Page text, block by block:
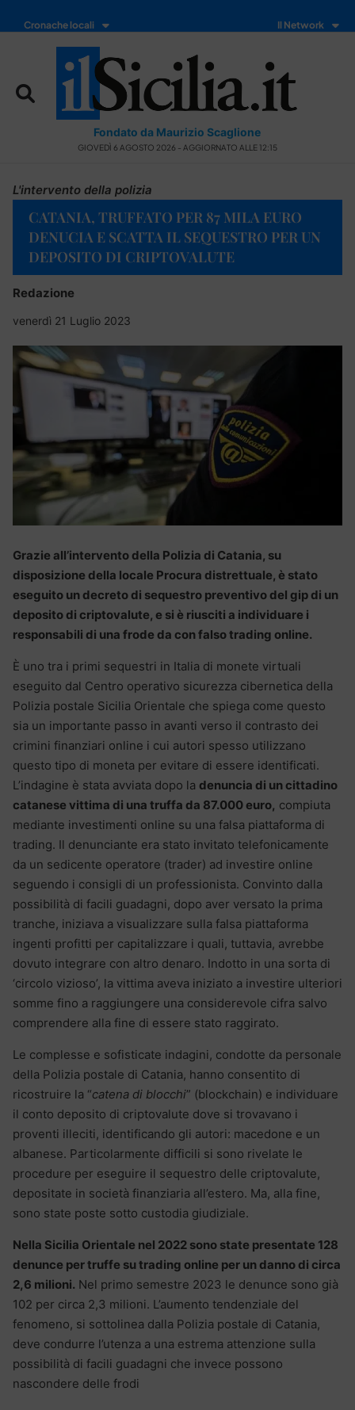
Cronache locali Il Network
Fondato da Maurizio Scaglione
GIOVEDÌ 6 AGOSTO 2026 - AGGIORNATO ALLE 12:15
L'intervento della polizia
CATANIA, TRUFFATO PER 87 MILA EURO
DENUCIA E SCATTA IL SEQUESTRO PER UN
DEPOSITO DI CRIPTOVALUTE
Redazione
venerdì 21 Luglio 2023
Grazie all’intervento della Polizia di Catania, su
disposizione della locale Procura distrettuale, è stato
eseguito un decreto di sequestro preventivo del gip di un
deposito di criptovalute, e si è riusciti a individuare i
responsabili di una frode da con falso trading online.
È uno tra i primi sequestri in Italia di monete virtuali
eseguito dal Centro operativo sicurezza cibernetica della
Polizia postale Sicilia Orientale che spiega come questo
sia un importante passo in avanti verso il contrasto dei
crimini finanziari online i cui autori spesso utilizzano
questo tipo di moneta per evitare di essere identificati.
L’indagine è stata avviata dopo la denuncia di un cittadino
catanese vittima di una truffa da 87.000 euro, compiuta
mediante investimenti online su una falsa piattaforma di
trading. Il denunciante era stato invitato telefonicamente
da un sedicente operatore (trader) ad investire online
seguendo i consigli di un professionista. Convinto dalla
possibilità di facili guadagni, dopo aver versato la prima
tranche, iniziava a visualizzare sulla falsa piattaforma
ingenti profitti per capitalizzare i quali, tuttavia, avrebbe
dovuto integrare con altro denaro. Indotto in una sorta di
‘circolo vizioso’, la vittima aveva iniziato a investire ulteriori
somme fino a raggiungere una considerevole cifra salvo
comprendere alla fine di essere stato raggirato.
Le complesse e sofisticate indagini, condotte da personale
della Polizia postale di Catania, hanno consentito di
ricostruire la “catena di blocchi” (blockchain) e individuare
il conto deposito di criptovalute dove si trovavano i
proventi illeciti, identificando gli autori: macedone e un
albanese. Particolarmente difficili si sono rivelate le
procedure per eseguire il sequestro delle criptovalute,
depositate in società finanziaria all’estero. Ma, alla fine,
sono state poste sotto custodia giudiziale.
Nella Sicilia Orientale nel 2022 sono state presentate 128
denunce per truffe su trading online per un danno di circa
2,6 milioni. Nel primo semestre 2023 le denunce sono già
102 per circa 2,3 milioni. L’aumento tendenziale del
fenomeno, si sottolinea dalla Polizia postale di Catania,
deve condurre l’utenza a una estrema attenzione sulla
possibilità di facili guadagni che invece possono
nascondere delle frodi